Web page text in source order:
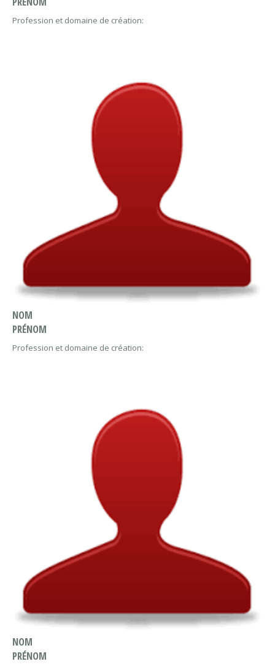
Profession et domaine de création:
NOM
PRÉNOM
Profession et domaine de création:
NOM
PRÉNOM